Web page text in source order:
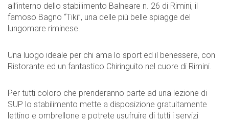
all’interno dello stabilimento Balneare n. 26 di Rimini, il
famoso Bagno “Tiki”, una delle più belle spiagge del
lungomare riminese.
Una luogo ideale per chi ama lo sport ed il benessere, con
Ristorante ed un fantastico Chiringuito nel cuore di Rimini.
Per tutti coloro che prenderanno parte ad una lezione di
SUP lo stabilimento mette a disposizione gratuitamente
lettino e ombrellone e potrete usufruire di tutti i servizi